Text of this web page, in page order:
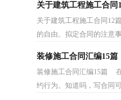
关于建筑工程施工合同
关于建筑工程施工合同12
的自由。拟定合同的注意
装修施工合同汇编15篇
装修施工合同汇编15篇
约行为。知道吗，写合同